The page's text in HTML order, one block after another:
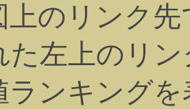
上のリンク
た左上のリ
ランキング